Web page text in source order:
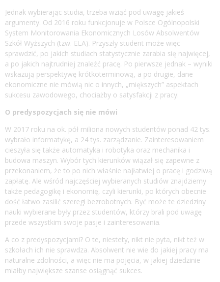
Jednak wybierając studia, trzeba wziąć pod uwagę jakieś
argumenty. Od 2016 roku funkcjonuje w Polsce Ogólnopolski
System Monitorowania Ekonomicznych Losów Absolwentów
Szkół Wyższych (tzw. ELA). Przyszły student może więc
sprawdzić, po jakich studiach statystycznie zarabia się najwięcej,
a po jakich najtrudniej znaleźć pracę. Po pierwsze jednak – wyniki
wskazują perspektywę krótkoterminową, a po drugie, dane
ekonomiczne nie mówią nic o innych, „miększych” aspektach
sukcesu zawodowego, chociażby o satysfakcji z pracy.
O predyspozycjach się nie mówi
W 2017 roku na ok. pół miliona nowych studentów ponad 42 tys.
wybrało informatykę, a 24 tys. zarządzanie. Zainteresowaniem
cieszyła się także automatyka i robotyka oraz mechanika i
budowa maszyn. Wybór tych kierunków wiązał się zapewne z
przekonaniem, że to po nich właśnie najłatwiej o pracę i godziwą
zapłatę. Ale wśród najczęściej wybieranych studiów znajdziemy
także pedagogikę i ekonomię, czyli kierunki, po których obecnie
dość łatwo zasilić szeregi bezrobotnych. Być może te dziedziny
nauki wybierane były przez studentów, którzy brali pod uwagę
przede wszystkim swoje pasje i zainteresowania.
A co z predyspozycjami? O te, niestety, nikt nie pyta, nikt też w
szkołach ich nie sprawdza. Absolwent nie wie do jakiej pracy ma
naturalne zdolności, a więc nie ma pojęcia, w jakiej dziedzinie
miałby największe szanse osiągnąć sukces.